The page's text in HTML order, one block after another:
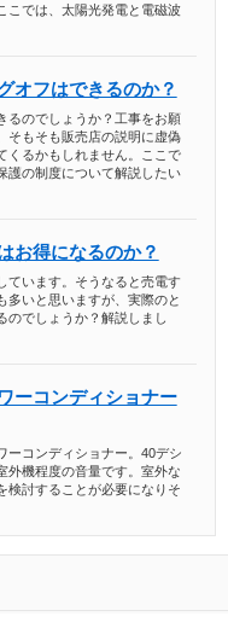
こでは、太陽光発電と電磁波
オフはできるのか？
るのでしょうか？工事をお願
そもそも販売店の説明に虚偽
くるかもしれません。ここで
護の制度について解説したい
お得になるのか？
ています。そうなると売電す
多いと思いますが、実際のと
のでしょうか？解説しまし
ーコンディショナー
ーコンディショナー。40デシ
外機程度の音量です。室外な
検討することが必要になりそ